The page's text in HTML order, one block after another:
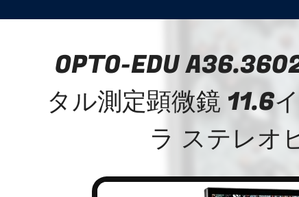
OPTO-EDU
タル測定顕微鏡 11.6
ラ ステレオ